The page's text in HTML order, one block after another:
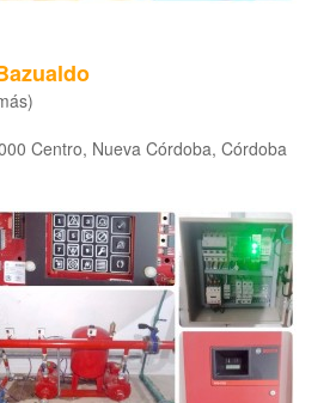
Centro, Nueva Córdoba, Córdoba